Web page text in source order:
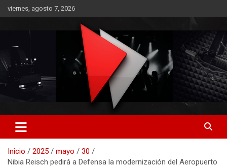
Saltar
al
viernes, agosto 7, 2026
RO CONTENIDOS
Inicio 2025 mayo
30
Nibia Reisch pedirá a Defensa la modernización del Aeropuerto